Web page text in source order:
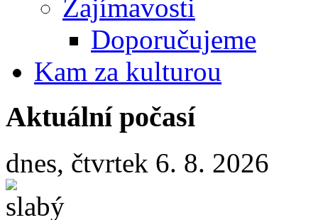
Zajímavosti
Doporučujeme
Kam za kulturou
Aktuální počasí
dnes, čtvrtek 6. 8. 2026